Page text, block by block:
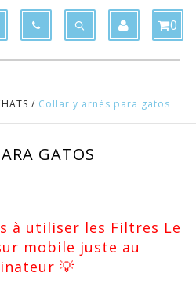
0
/ Collar y arnés para gatos
GATOS
à utiliser les Filtres Le
mobile juste au
💡
to the cart x
from the cart x